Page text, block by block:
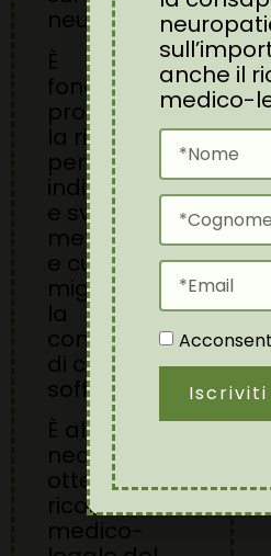
neuropatico.
È
fondamentale
promuovere
la ricerca
per
individuare
e sviluppare
metodologie
e cure per
migliorare
la
condizione
di chi ne
soffre.
È altresì
necessario
ottenere il
riconoscimento
medico-
anche il
medico-
Iscriviti